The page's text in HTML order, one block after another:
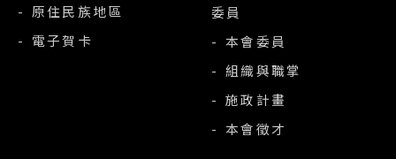
- 原住民族地區
- 電子賀卡
委員
- 本會委員
- 組織與職掌
- 施政計畫
- 本會徵才